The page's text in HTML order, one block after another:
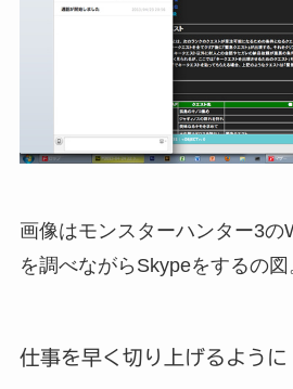
画像はモンスターハンター3の
を調べながらSkypeをするの図
仕事を早く切り上げるように